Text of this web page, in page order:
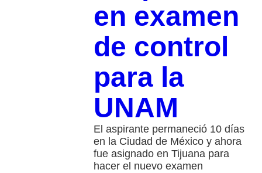
en examen
de control
para la
UNAM
El aspirante permaneció 10 días
en la Ciudad de México y ahora
fue asignado en Tijuana para
hacer el nuevo examen